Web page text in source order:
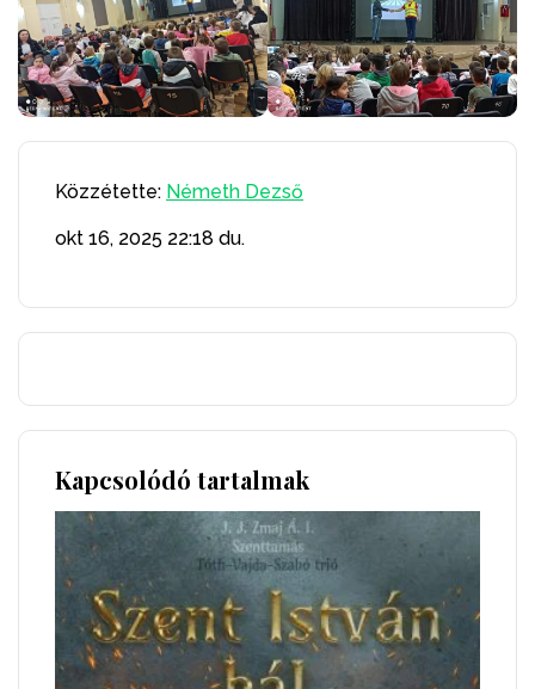
Közzétette: Németh Dezső
okt 16, 2025 22:18 du.
Kapcsolódó tartalmak